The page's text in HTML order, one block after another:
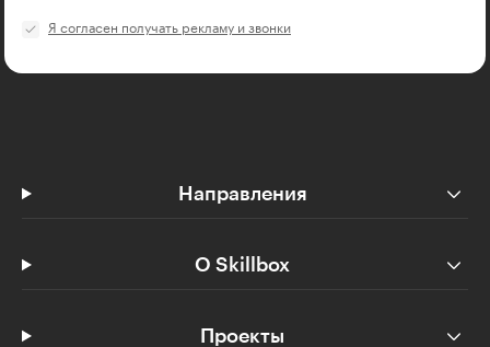
Я согласен получать рекламу и звонки
Направления
О Skillbox
Проекты